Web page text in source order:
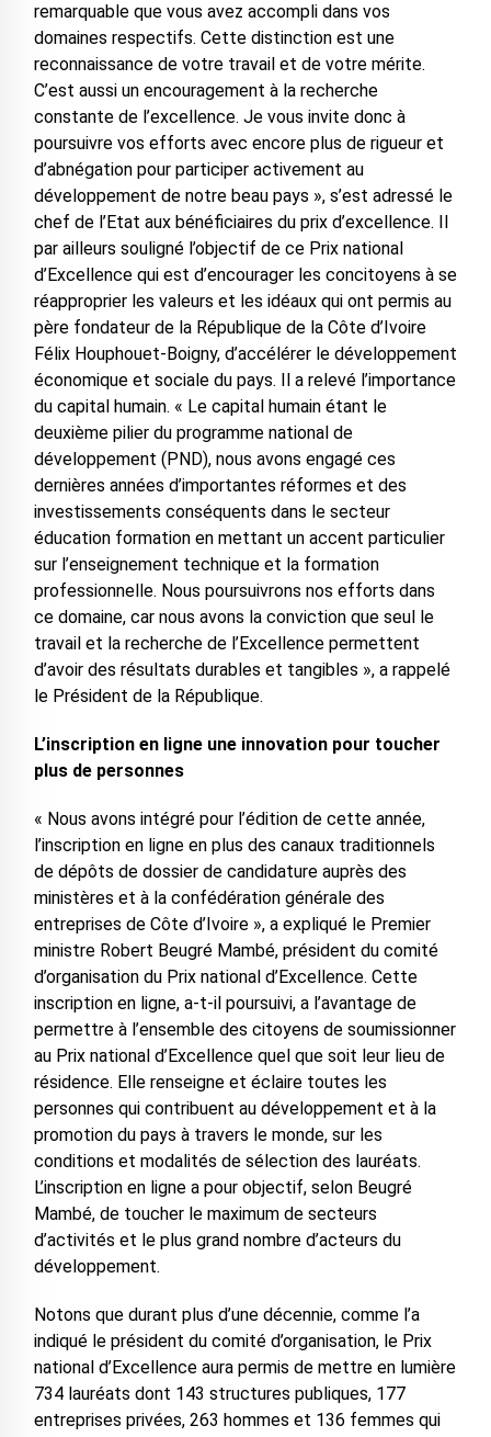
remarquable que vous avez accompli dans vos
domaines respectifs. Cette distinction est une
reconnaissance de votre travail et de votre mérite.
C’est aussi un encouragement à la recherche
constante de l’excellence. Je vous invite donc à
poursuivre vos efforts avec encore plus de rigueur et
d’abnégation pour participer activement au
développement de notre beau pays », s’est adressé le
chef de l’Etat aux bénéficiaires du prix d’excellence. Il
par ailleurs souligné l’objectif de ce Prix national
d’Excellence qui est d’encourager les concitoyens à se
réapproprier les valeurs et les idéaux qui ont permis au
père fondateur de la République de la Côte d’Ivoire
Félix Houphouet-Boigny, d’accélérer le développement
économique et sociale du pays. Il a relevé l’importance
du capital humain. « Le capital humain étant le
deuxième pilier du programme national de
développement (PND), nous avons engagé ces
dernières années d’importantes réformes et des
investissements conséquents dans le secteur
éducation formation en mettant un accent particulier
sur l’enseignement technique et la formation
professionnelle. Nous poursuivrons nos efforts dans
ce domaine, car nous avons la conviction que seul le
travail et la recherche de l’Excellence permettent
d’avoir des résultats durables et tangibles », a rappelé
le Président de la République.
L’inscription en ligne une innovation pour toucher
plus de personnes
« Nous avons intégré pour l’édition de cette année,
l’inscription en ligne en plus des canaux traditionnels
de dépôts de dossier de candidature auprès des
ministères et à la confédération générale des
entreprises de Côte d’Ivoire », a expliqué le Premier
ministre Robert Beugré Mambé, président du comité
d’organisation du Prix national d’Excellence. Cette
inscription en ligne, a-t-il poursuivi, a l’avantage de
permettre à l’ensemble des citoyens de soumissionner
au Prix national d’Excellence quel que soit leur lieu de
résidence. Elle renseigne et éclaire toutes les
personnes qui contribuent au développement et à la
promotion du pays à travers le monde, sur les
conditions et modalités de sélection des lauréats.
L’inscription en ligne a pour objectif, selon Beugré
Mambé, de toucher le maximum de secteurs
d’activités et le plus grand nombre d’acteurs du
développement.
Notons que durant plus d’une décennie, comme l’a
indiqué le président du comité d’organisation, le Prix
national d’Excellence aura permis de mettre en lumière
734 lauréats dont 143 structures publiques, 177
entreprises privées, 263 hommes et 136 femmes qui